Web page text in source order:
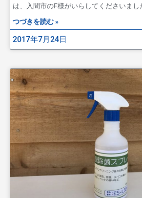
は、入間市のF様がいらしてくださいまし
つづきを読む »
2017年7月24日